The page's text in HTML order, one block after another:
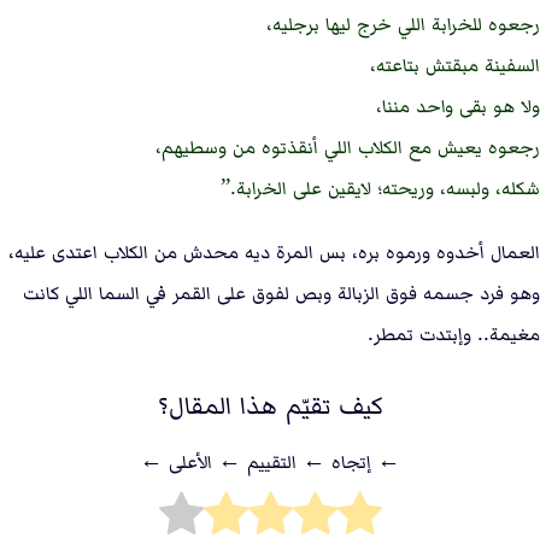
رجعوه للخرابة اللي خرج ليها برجليه،
السفينة مبقتش بتاعته،
ولا هو بقى واحد مننا،
رجعوه يعيش مع الكلاب اللي أنقذتوه من وسطيهم،
شكله، ولبسه، وريحته؛ لايقين على الخرابة.
العمال أخدوه ورموه بره، بس المرة ديه محدش من الكلاب اعتدى عليه،
وهو فرد جسمه فوق الزبالة وبص لفوق على القمر في السما اللي كانت
مغيمة.. وإبتدت تمطر.
كيف تقيّم هذا المقال؟
← إتجاه ← التقييم ← اﻷعلى ←